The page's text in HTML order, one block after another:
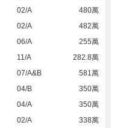
02/A
480萬
02/A
482萬
06/A
255萬
11/A
282.8萬
07/A&B
581萬
04/B
350萬
04/A
350萬
02/A
338萬